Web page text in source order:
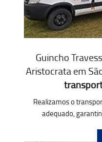
Guincho
Aristocrata em
Realizamos o
adequado,